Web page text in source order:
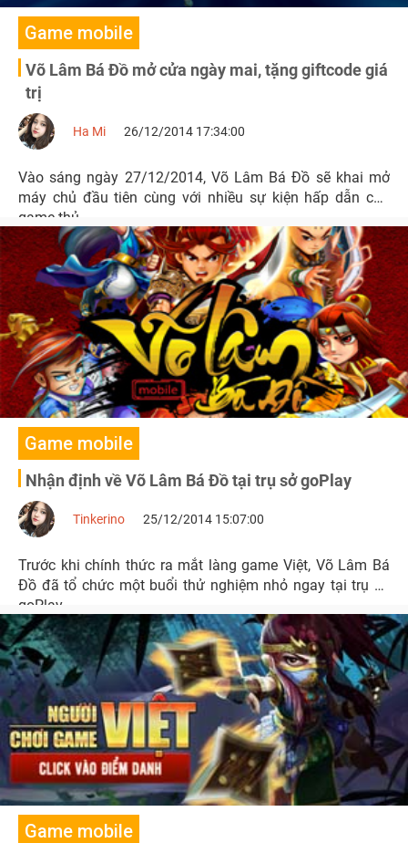
Game mobile
Võ Lâm Bá Đồ mở cửa ngày mai, tặng giftcode giá
trị
Ha Mi 26/12/2014 17:34:00
Vào sáng ngày 27/12/2014, Võ Lâm Bá Đồ sẽ khai mở
máy chủ đầu tiên cùng với nhiều sự kiện hấp dẫn cho
game thủ.
Game mobile
Nhận định về Võ Lâm Bá Đồ tại trụ sở goPlay
Tinkerino 25/12/2014 15:07:00
Trước khi chính thức ra mắt làng game Việt, Võ Lâm Bá
Đồ đã tổ chức một buổi thử nghiệm nhỏ ngay tại trụ sở
goPlay.
Game mobile